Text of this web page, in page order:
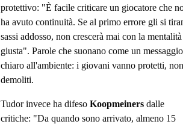
protettivo: "È facile criticare un giocatore che
ha avuto continuità. Se al primo errore gli si
sassi addosso, non crescerà mai con la mentalità
giusta". Parole che suonano come un messaggio
chiaro all'ambiente: i giovani vanno protetti, non
demoliti.
Tudor invece ha difeso Koopmeiners dalle
critiche: "Da quando sono arrivato, almeno 15